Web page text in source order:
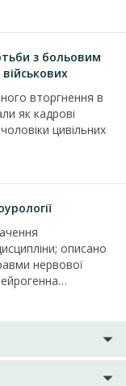
з больовим
вторгнення в
як кадрові
цивільних
описано
нервової